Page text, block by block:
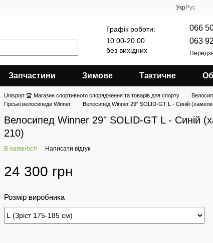
УкрРус
Графік роботи:
10:00-20:00
без вихідних
066
063
Запчастини Зимове Тактичне
Unisport 🏆 Магазин спортивного спорядження та товарів для спорту
Гірські велосипеди Winner
Велосипед Winner 29" SOLID-GT L - Cиній
Велосипед Winner 29" SOLID-GT L - Cиній
210)
В наявності Написати відгук
24 300 грн
Розмір виробника